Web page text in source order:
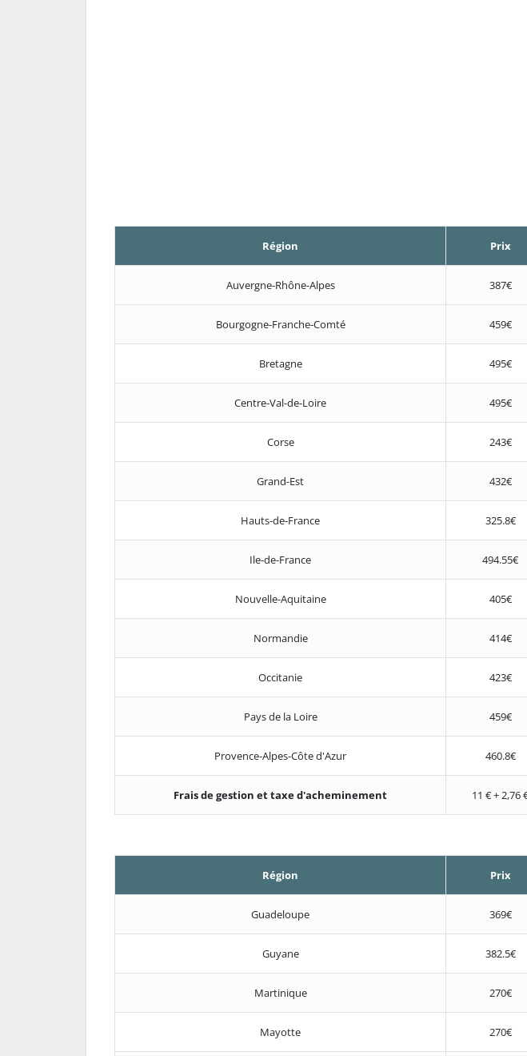
Région Prix
Auvergne-Rhône-Alpes 387€
Bourgogne-Franche-Comté 459€
Bretagne 495€
Centre-Val-de-Loire 495€
Corse 243€
Grand-Est 432€
Hauts-de-France 325.8€
Ile-de-France 494.55€
Nouvelle-Aquitaine 405€
Normandie 414€
Occitanie 423€
Pays de la Loire 459€
Provence-Alpes-Côte d'Azur 460.8€
Frais de gestion et taxe d'acheminement 11 € + 2,76
Région Prix
Guadeloupe 369€
Guyane 382.5€
Martinique 270€
Mayotte 270€